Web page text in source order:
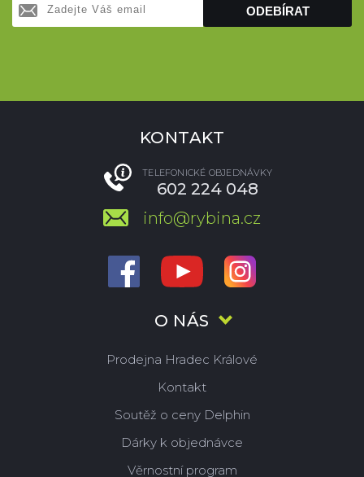
ODEBÍRAT
O NÁS
Prodejna Hradec Králové
Kontakt
Soutěž o ceny Delphin
Dárky k objednávce
Věrnostní program
KONTAKT
TELEFONICKÉ OBJEDNÁVKY
602 224 048
info@rybina.cz